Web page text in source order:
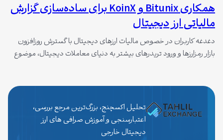
همکاری Bitunix و KoinX برای ساده‌سازی گزارش
مالیاتی ارز دیجیتال
دغدغه کاربران در خصوص مالیات ارزهای دیجیتال با گسترش روزافزون
بازار رمزارزها و ورود تریدرهای بیشتر به دنیای معاملات دیجیتال، موضوع
ایرانی، نمی‌دانند که قوانینی در حوزه گزارش مالیاتی کریپتو وجود…
تحلیل اکسچنج، بزرگ‌ترین مرجع بررسی،
اعتبارسنجی و آموزش صرافی های ارز
دیجیتال خارجی